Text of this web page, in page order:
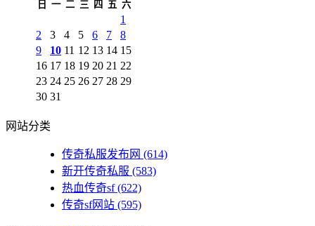
日 一 二 三 四 五 六
1
2
3 4 5 6 7
8
9
10 11 12 13 14 15
16 17 18 19 20 21 22
23 24 25 26 27 28 29
30 31
网站分类
传奇私服发布网 (614)
新开传奇私服 (583)
热血传奇sf(622)
传奇sf网站 (595)